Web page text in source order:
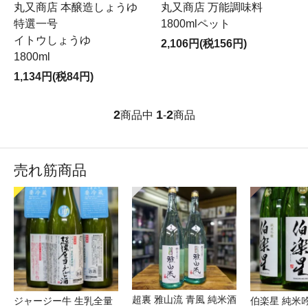
丸又商店 本醸造しょうゆ
特選一号
イトウしょうゆ
1800ml
1,134円(税84円)
丸又商店 万能調味料
1800mlペット
2,106円(税156円)
2商品中 1-2商品
売れ筋商品
ジャージー牛 生乳全量
超裏 雅山流 青風 純米酒
伯楽星 純米